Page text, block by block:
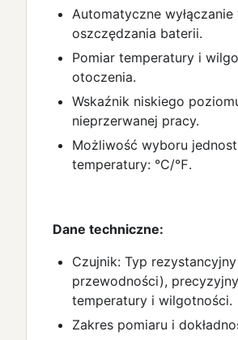
Automatyczne wyłączanie
oszczędzania baterii.
Pomiar temperatury i
otoczenia.
Wskaźnik niskiego
nieprzerwanej pracy.
Możliwość wyboru
temperatury: °C/℉.
Dane techniczne:
Czujnik: Typ
przewodności),
temperatury i wilgotności.
Zakres pomiaru i